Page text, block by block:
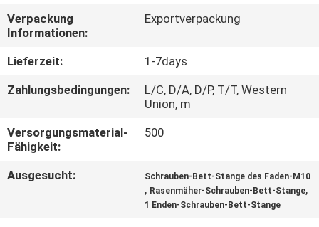
TRETEN
SIE
MIT
UNS
VERBINDUNG
NACHRICHTEN
Verpackung
Informationen:
Exportverpackung
Lieferzeit:
1-7days
Zahlungsbedingungen:
L/C, D/A, D/P, T/T, Western
Union, m
Versorgungsmaterial-
Fähigkeit:
500
Ausgesucht: Schrauben-Bett-Stange des Faden-M10
, Rasenmäher-Schrauben-Bett-Stange,
1 Enden-Schrauben-Bett-Stange